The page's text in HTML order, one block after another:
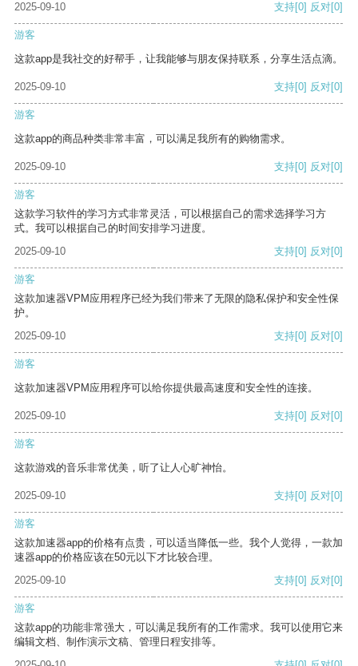
2025-09-10
支持[0] 反对[0]
游客
这款app是我社交的好帮手，让我能够与朋友保持联系，分享生活点滴。
2025-09-10 支持[0] 反对[0]
游客
这款app的商品种类非常丰富，可以满足我所有的购物需求。
2025-09-10 支持[0] 反对[0]
游客
这款学习软件的学习方式非常灵活，可以根据自己的需求选择学习方
式。我可以根据自己的时间安排学习进度。
2025-09-10
支持[0] 反对[0]
游客
这款加速器VPM应用程序已经为我们带来了无限的隐私保护和安全性保
护。
2025-09-10
支持[0] 反对[0]
游客
这款加速器VPM应用程序可以给你提供最高速度和安全性的连接。
2025-09-10 支持[0] 反对[0]
游客
这款游戏的音乐非常优美，听了让人心旷神怡。
2025-09-10 支持[0] 反对[0]
游客
这款加速器app的价格有点贵，可以适当降低一些。我个人觉得，一款加
速器app的价格应该在50元以下才比较合理。
2025-09-10
支持[0] 反对[0]
游客
这款app的功能非常强大，可以满足我所有的工作需求。我可以使用它来
编辑文档、制作演示文稿、管理日程安排等。